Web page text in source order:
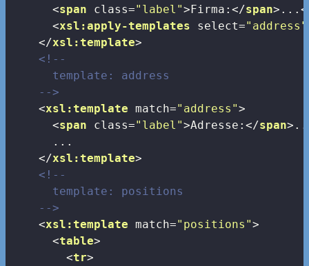
<span class="label">Firma:</span> ...<
<xsl:apply-templates select="address"
</xsl:template>
<!--
      template: address
    -->
<xsl:template match="address">
<span class="label">Adresse:</span>
      ...
</xsl:template>
<!--
      template: positions
    -->
<xsl:template match="positions">
<table>
<tr>